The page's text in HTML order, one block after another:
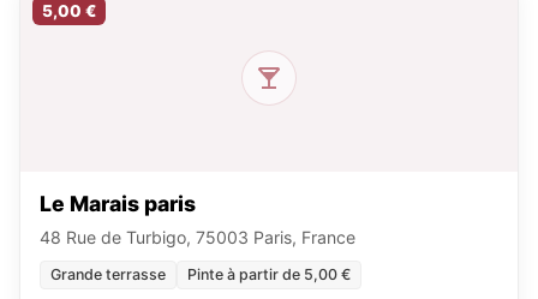
5,00 €
Le Marais paris
48 Rue de Turbigo, 75003 Paris, France
Grande terrasse Pinte à partir de 5,00 €